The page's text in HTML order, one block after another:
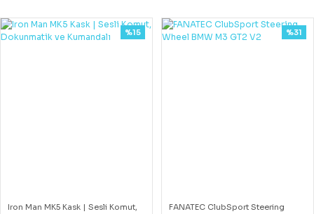
Iron Man MK5 Kask | Sesli Komut,
%15
FANATEC ClubSport Steering
%31